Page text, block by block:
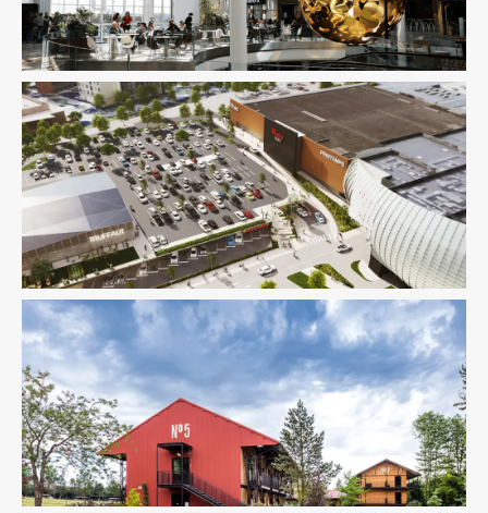
Économie De La Construction Immobilier Commercial
Structure VRD
Économie De La Construction Fluides
Immobilier
Commercial
Pilotage D'opération / MOEX Structure